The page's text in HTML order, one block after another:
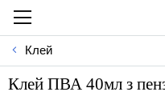
Клей
Клей ПВА 40мл з